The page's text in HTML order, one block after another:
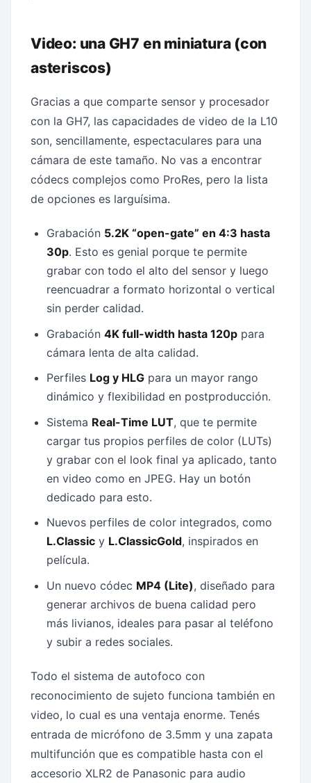
Video: una GH7 en miniatura (con
asteriscos)
Gracias a que comparte sensor y procesador
con la GH7, las capacidades de video de la L10
son, sencillamente, espectaculares para una
cámara de este tamaño. No vas a encontrar
códecs complejos como ProRes, pero la lista
de opciones es larguísima.
Grabación 5.2K “open-gate” en 4:3 hasta
30p. Esto es genial porque te permite
grabar con todo el alto del sensor y luego
reencuadrar a formato horizontal o vertical
sin perder calidad.
Grabación 4K full-width hasta 120ppara
cámara lenta de alta calidad.
Perfiles Log y HLGpara un mayor rango
dinámico y flexibilidad en postproducción.
Sistema Real-Time LUT, que te permite
cargar tus propios perfiles de color (LUTs)
y grabar con el look final ya aplicado, tanto
en video como en JPEG. Hay un botón
dedicado para esto.
Nuevos perfiles de color integrados, como
L.Classicy L.ClassicGold, inspirados en
película.
Un nuevo códec MP4 (Lite), diseñado para
generar archivos de buena calidad pero
más livianos, ideales para pasar al teléfono
y subir a redes sociales.
Todo el sistema de autofoco con
reconocimiento de sujeto funciona también en
video, lo cual es una ventaja enorme. Tenés
entrada de micrófono de 3.5mm y una zapata
multifunción que es compatible hasta con el
accesorio XLR2 de Panasonic para audio